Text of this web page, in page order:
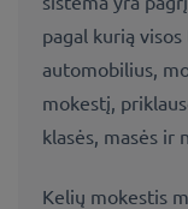
pagal kurią
automobilius,
mokestį,
klasės, masės ir
Kelių mokestis